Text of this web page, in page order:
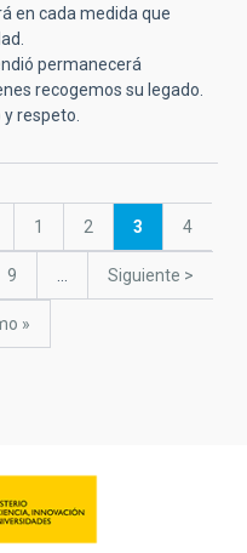
en cada medida que
permanecerá
recogemos su legado.
respeto.
Página
1 Página
2
Página
3 Página
4
Página
9 …
Siguiente
Siguiente >
»